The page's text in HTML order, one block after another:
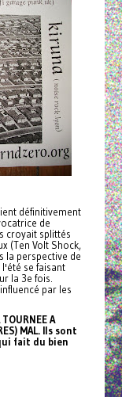
définitivement
de
croyait splittés
(Ten Volt Shock,
la perspective de
se faisant
la 3e fois.
par les
A
MAL. Ils sont
fait du bien